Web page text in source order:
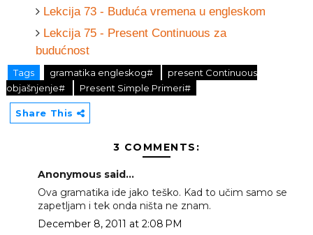
Lekcija 73 - Buduća vremena u engleskom
Lekcija 75 - Present Continuous za
budućnost
Tags gramatika engleskog#
present Continuous
objašnjenje#
Present Simple Primeri#
Share This
3 COMMENTS:
Anonymous said...
Ova gramatika ide jako teško. Kad to učim samo se
zapetljam i tek onda ništa ne znam.
December 8, 2011 at 2:08 PM